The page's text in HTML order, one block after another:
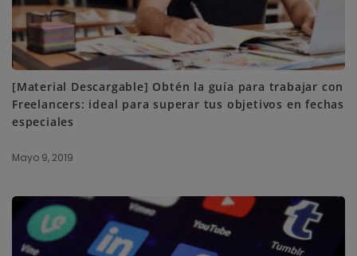
[Material Descargable] Obtén la guía para trabajar con
Freelancers: ideal para superar tus objetivos en fechas
especiales
Mayo 9, 2019